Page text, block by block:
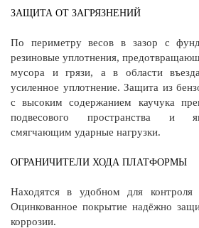
ЗАЩИТА ОТ ЗАГРЯЗНЕНИЙ
По периметру весов в зазор с
резиновые уплотнения,
мусора и грязи, а в области
усиленное уплотнение. Защита из
с высоким содержанием каучука
подвесового пространства и
смягчающим ударные нагрузки.
ОГРАНИЧИТЕЛИ ХОДА ПЛАТФОРМЫ
Находятся в удобном для контроля
Оцинкованное покрытие надёжно
коррозии.